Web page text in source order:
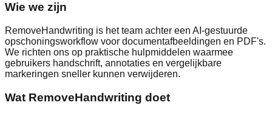
Wie we zijn
RemoveHandwriting is het team achter een AI-gestuurde
opschoningsworkflow voor documentafbeeldingen en PDF's.
We richten ons op praktische hulpmiddelen waarmee
gebruikers handschrift, annotaties en vergelijkbare
markeringen sneller kunnen verwijderen.
Wat RemoveHandwriting doet